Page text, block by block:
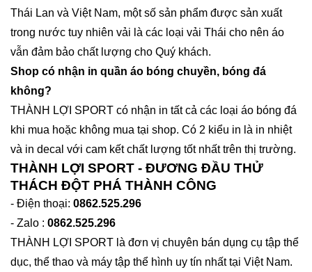
Thái Lan và Việt Nam, một số sản phẩm được sản xuất
trong nước tuy nhiên vải là các loại vải Thái cho nên áo
vẫn đảm bảo chất lượng cho Quý khách.
Shop có nhận in quần áo bóng chuyền, bóng đá
không?
THÀNH LỢI SPORT có nhận in tất cả các loại áo bóng đá
khi mua hoặc không mua tại shop. Có 2 kiểu in là in nhiệt
và in decal với cam kết chất lượng tốt nhất trên thị trường.
THÀNH LỢI SPORT - ĐƯƠNG ĐẦU THỬ
THÁCH ĐỘT PHÁ THÀNH CÔNG
- Điện thoại: 0862.525.296
- Zalo : 0862.525.296
THÀNH LỢI SPORT là đơn vị chuyên bán dụng cụ tập thể
dục, thể thao và máy tập thể hình uy tín nhất tại Việt Nam.